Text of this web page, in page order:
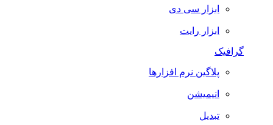
ابزار سی دی
ابزار رایت
گرافیک
پلاگین نرم افزارها
انیمیشن
تبدیل